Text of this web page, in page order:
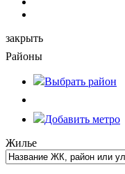
закрыть
Районы
Выбрать район
Добавить метро
Жилье